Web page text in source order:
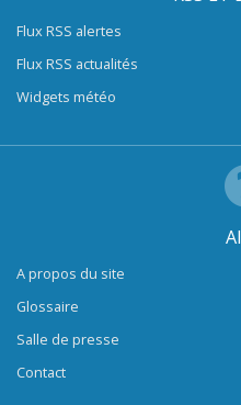
Flux RSS alertes
Flux RSS actualités
Widgets météo
A propos du site
Glossaire
Salle de presse
Contact